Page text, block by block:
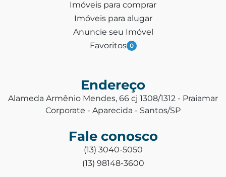
Imóveis para comprar
Imóveis para alugar
Anuncie seu Imóvel
Favoritos 0
Endereço
Alameda Armênio Mendes, 66 cj 1308/1312 - Praiamar
Corporate - Aparecida - Santos/SP
Fale conosco
(13) 3040-5050
(13) 98148-3600